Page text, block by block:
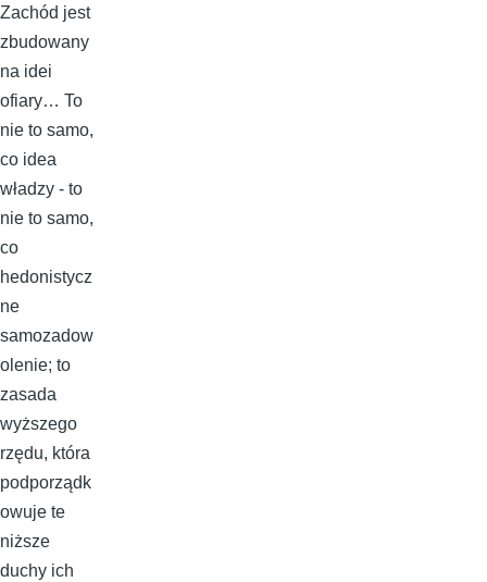
Zachód jest
zbudowany
na idei
ofiary… To
nie to samo,
co idea
władzy - to
nie to samo,
co
hedonistycz
ne
samozadow
olenie; to
zasada
wyższego
rzędu, która
podporządk
owuje te
niższe
duchy ich